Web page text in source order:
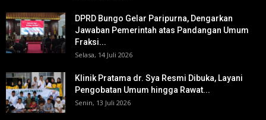
DPRD Bungo Gelar Paripurna, Dengarkan
Jawaban Pemerintah atas Pandangan Umum
Fraksi...
Selasa, 14 Juli 2026
Klinik Pratama dr. Sya Resmi Dibuka, Layani
Pengobatan Umum hingga Rawat...
Senin, 13 Juli 2026